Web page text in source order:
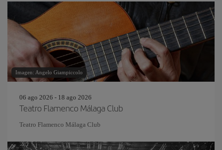
Imagen: Angelo Giampiccolo
06 ago 2026 - 18 ago 2026
Teatro Flamenco Málaga Club
Teatro Flamenco Málaga Club